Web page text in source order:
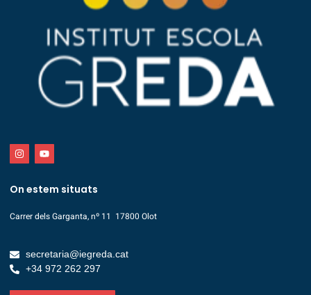
On estem situats
Carrer dels Garganta, nº 11 17800 Olot
secretaria@iegreda.cat
+34 972 262 297